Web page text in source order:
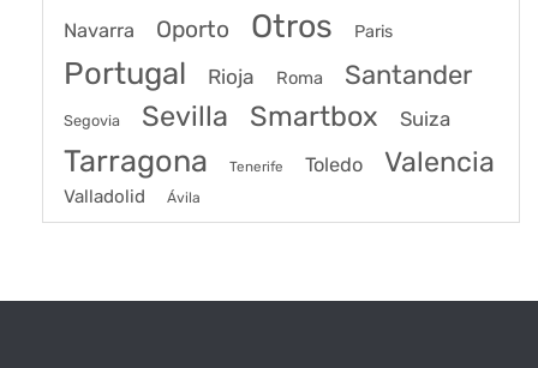
Navarra Oporto Otros Paris
Portugal Rioja Roma Santander
Segovia Sevilla Smartbox Suiza
Tarragona Tenerife Toledo Valencia
Valladolid Ávila